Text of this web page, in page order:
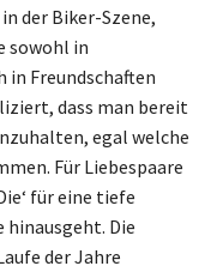
der Biker-Szene,
sowohl in
in Freundschaften
dass man bereit
egal welche
Für Liebespaare
für eine tiefe
Die
der Jahre